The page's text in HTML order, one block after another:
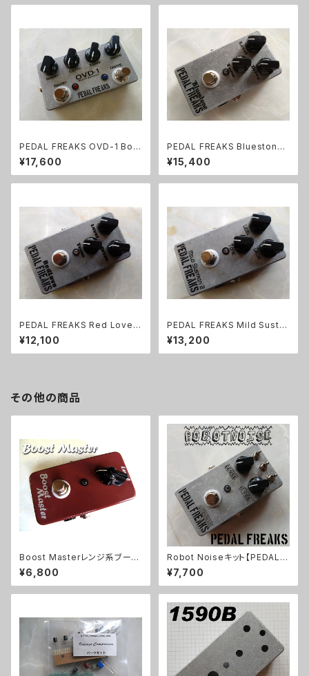
PEDAL FREAKS OVD-1 Boo
st完成品
¥17,600
PEDAL FREAKS Bluestone
完成品
¥15,400
PEDAL FREAKS Red Love
完成品
¥12,100
PEDAL FREAKS Mild Sustai
n2 完成品
¥13,200
その他の商品
Boost Masterレンジ系ブース
ターキット【BASIC KIT】
¥6,800
Robot Noiseキット【PEDAL F
REAKS】
¥7,700